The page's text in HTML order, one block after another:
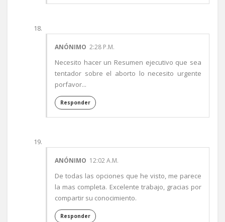
ANÓNIMO 2:28 P.M.
Necesito hacer un Resumen ejecutivo que sea
tentador sobre el aborto lo necesito urgente
porfavor...
Responder
ANÓNIMO 12:02 A.M.
De todas las opciones que he visto, me parece
la mas completa. Excelente trabajo, gracias por
compartir su conocimiento.
Responder